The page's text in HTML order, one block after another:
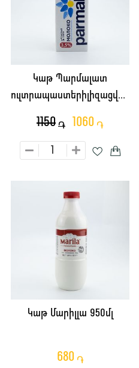
Կաթ Պարմալատ
ուլտրապաստերիլիզացված
1150 ֏ 1060 ֏
Կաթ Մարիլլա 950մլ
680 ֏